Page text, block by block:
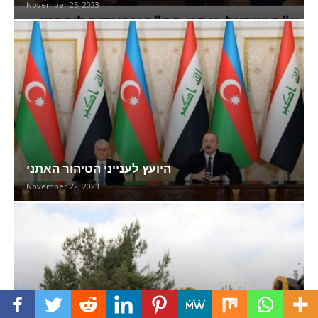
November 25, 2023
היועץ לענייני הטיהור האתני
November 22, 2023